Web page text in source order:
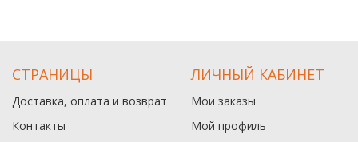
СТРАНИЦЫ
Доставка, оплата и возврат
Контакты
ЛИЧНЫЙ КАБИНЕТ
Мои заказы
Мой профиль